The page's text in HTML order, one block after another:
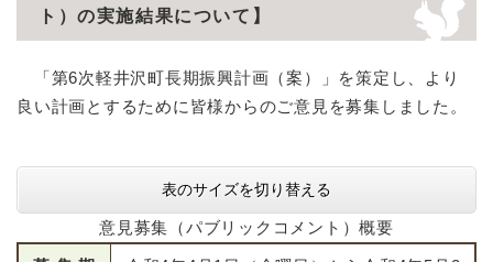
ト）の実施結果について】
「第6次軽井沢町長期振興計画（案）」を策定し、より
良い計画とするために皆様からのご意見を募集しました。
表のサイズを切り替える
意見募集（パブリックコメント）概要